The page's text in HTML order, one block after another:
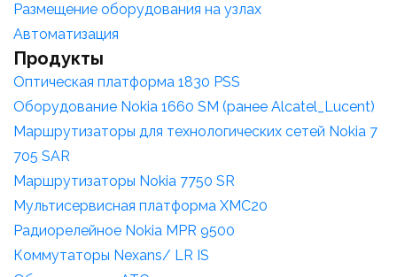
Размещение оборудования на узлах
Автоматизация
Продукты
Оптическая платформа 1830 PSS
Оборудование Nokia 1660 SM (ранее Alcatel_Lucent)
Маршрутизаторы для технологических сетей Nokia 7
705 SAR
Маршрутизаторы Nokia 7750 SR
Мультисервисная платформа XMC20
Радиорелейное Nokia MPR 9500
Коммутаторы Nexans/ LR IS